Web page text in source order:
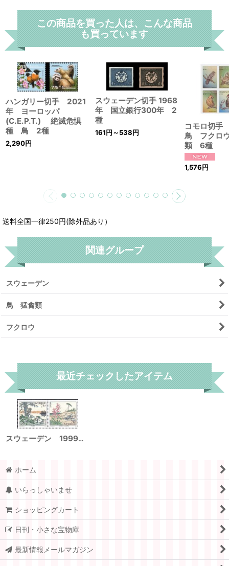
この商品を買った人は、こんな商品
も買っています
ハンガリー切手 2021
年 ヨーロッパ
(C.E.P.T.) 絶滅危惧
種 鳥 2種
2,290円
スウェーデン切手 1968
年 国立銀行300年 2
種
161円～538円
コモロ切
鳥 フクロ
類 6種
1,576円
送料全国一律250円(除外品あり）
関連グループ
スウェーデン
鳥 猛禽類
フクロウ
最近チェックしたアイテム
スウェーデン 1999年 ヨーロッパ C.E.P.T フクロウ ティレスタ国立公園 2種
ホーム
いらっしゃいませ
ショッピングカート
日刊・小さな宝物庫
最新情報メールマガジン